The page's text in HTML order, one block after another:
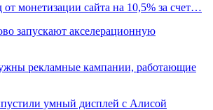
монетизации сайта на 10,5% за счет…
запускают акселерационную
рекламные кампании, работающие
умный дисплей с Алисой